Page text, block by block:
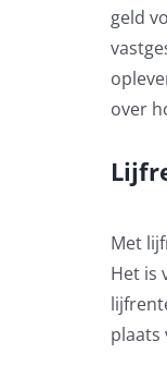
geld
over
Met
Het is
plaats